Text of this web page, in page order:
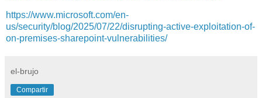
https://www.microsoft.com/en-
us/security/blog/2025/07/22/disrupting-active-exploitation-of-
on-premises-sharepoint-vulnerabilities/
el-brujo
Compartir